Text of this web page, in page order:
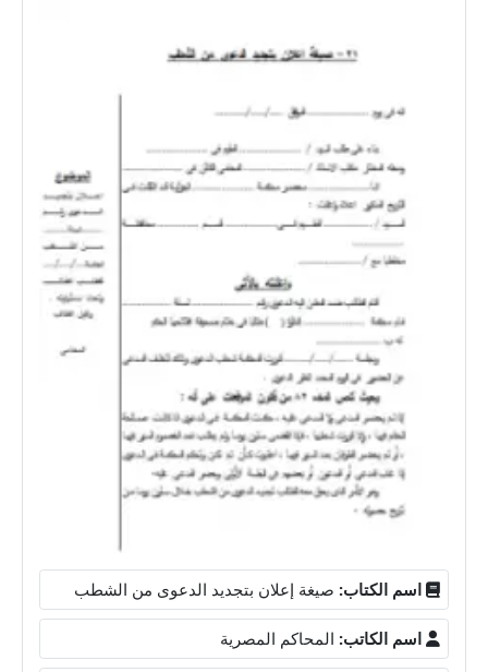
اسم الكتاب: صيغة إعلان بتجديد الدعوى من الشطب
اسم الكاتب: المحاكم المصرية